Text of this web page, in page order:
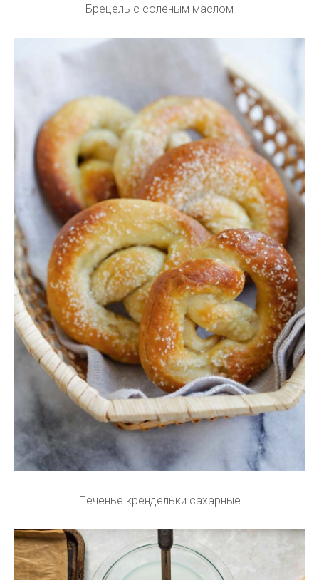
Брецель с соленым маслом
Печенье крендельки сахарные